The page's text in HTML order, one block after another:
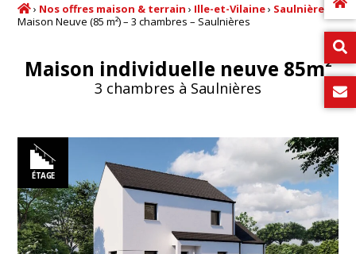
› Nos offres maison & terrain › Ille-et-Vilaine› Saulnières
›
Maison Neuve (85 m²) – 3 chambres – Saulnières
Maison individuelle neuve 85m2
3 chambres à Saulnières
ÉTAGE